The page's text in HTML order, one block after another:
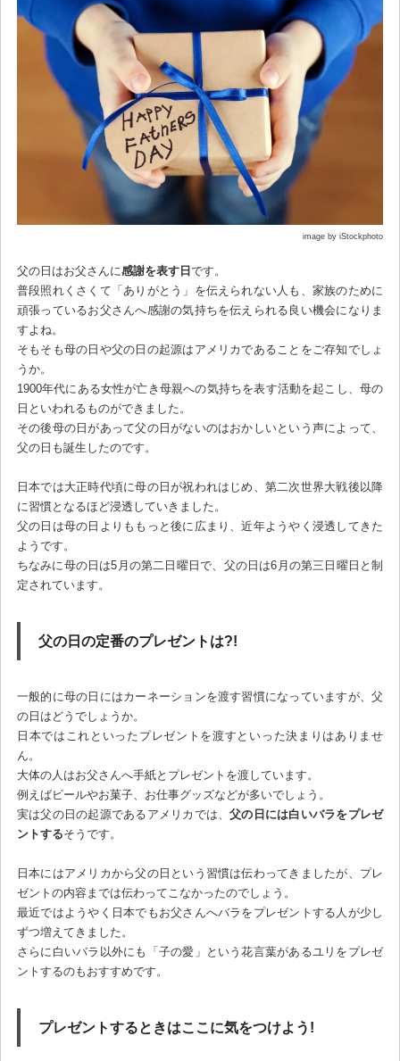
image by iStockphoto
父の日はお父さんに感謝を表す日 です。
普段照れくさくて「ありがとう」を伝えられない人も、家族のために
頑張っているお父さんへ感謝の気持ちを伝えられる良い機会になりま
すよね。
そもそも母の日や父の日の起源はアメリカであることをご存知でしょ
うか。
1900年代にある女性が亡き母親への気持ちを表す活動を起こし、母の
日といわれるものができました。
その後母の日があって父の日がないのはおかしいという声によって、
父の日も誕生したのです。
日本では大正時代頃に母の日が祝われはじめ、第二次世界大戦後以降
に習慣となるほど浸透していきました。
父の日は母の日よりももっと後に広まり、近年ようやく浸透してきた
ようです。
ちなみに母の日は5月の第二日曜日で、父の日は6月の第三日曜日と制
定されています。
父の日の定番のプレゼントは?!
一般的に母の日にはカーネーションを渡す習慣になっていますが、父
の日はどうでしょうか。
日本ではこれといったプレゼントを渡すといった決まりはありませ
ん。
大体の人はお父さんへ手紙とプレゼントを渡しています。
例えばビールやお菓子、お仕事グッズなどが多いでしょう。
実は父の日の起源であるアメリカでは、父の日には白いバラをプレゼ
ントするそうです。
日本にはアメリカから父の日という習慣は伝わってきましたが、プレ
ゼントの内容までは伝わってこなかったのでしょう。
最近ではようやく日本でもお父さんへバラをプレゼントする人が少し
ずつ増えてきました。
さらに白いバラ以外にも「子の愛」という花言葉があるユリをプレゼ
ントするのもおすすめです。
プレゼントするときはここに気をつけよう!